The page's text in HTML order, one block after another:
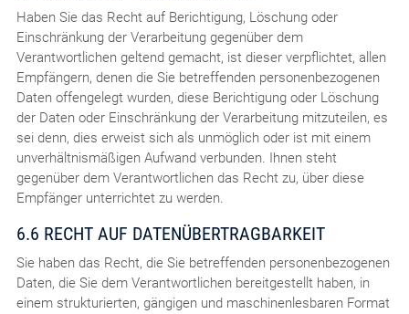
Haben Sie das Recht auf Berichtigung, Löschung oder
Einschränkung der Verarbeitung gegenüber dem
Verantwortlichen geltend gemacht, ist dieser verpflichtet, allen
Empfängern, denen die Sie betreffenden personenbezogenen
Daten offengelegt wurden, diese Berichtigung oder Löschung
der Daten oder Einschränkung der Verarbeitung mitzuteilen, es
sei denn, dies erweist sich als unmöglich oder ist mit einem
unverhältnismäßigen Aufwand verbunden. Ihnen steht
gegenüber dem Verantwortlichen das Recht zu, über diese
Empfänger unterrichtet zu werden.
6.6 RECHT AUF DATENÜBERTRAGBARKEIT
Sie haben das Recht, die Sie betreffenden personenbezogenen
Daten, die Sie dem Verantwortlichen bereitgestellt haben, in
einem strukturierten, gängigen und maschinenlesbaren Format